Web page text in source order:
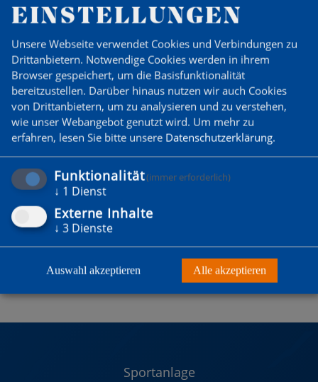
DU WILLST MITGLIED
WERDEN?
Zum Probetraining anmelden
Sportanlage
EINSTELLUNGEN
Unsere Webseite verwendet Cookies und Verbindungen zu
Drittanbietern. Notwendige Cookies werden in ihrem
Browser gespeichert, um die Basisfunktionalität
bereitzustellen. Darüber hinaus nutzen wir auch Cookies
von Drittanbietern, um zu analysieren und zu verstehen,
wie unser Webangebot genutzt wird. Um mehr zu
erfahren, lesen Sie bitte unsere Datenschutzerklärung.
Funktionalität(immer erforderlich)
↓ 1 Dienst
Externe Inhalte
↓ 3 Dienste
Auswahl akzeptieren Alle akzeptieren